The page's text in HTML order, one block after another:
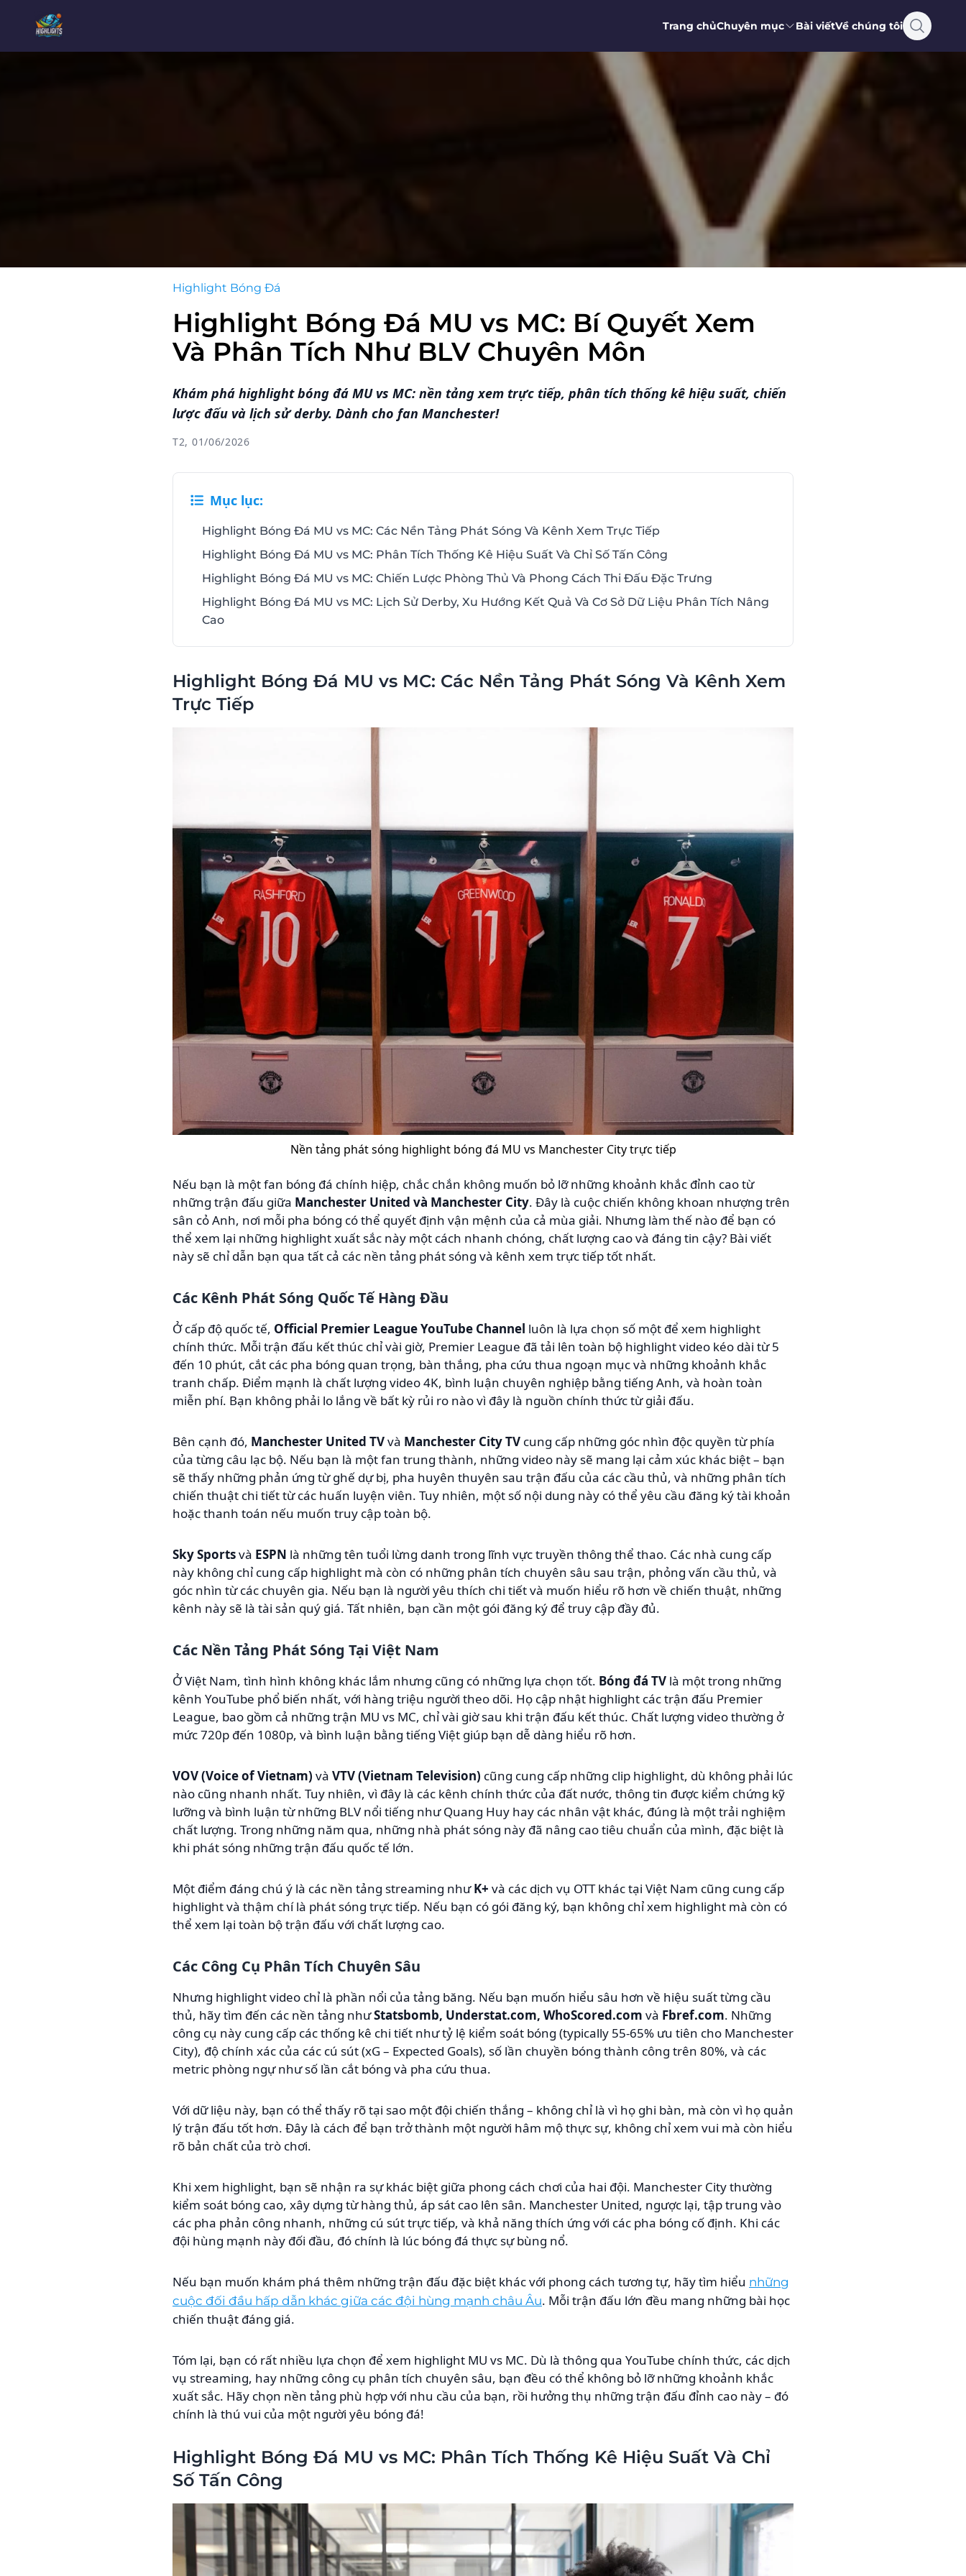
Trang chủChuyên mục Bài viếtVề chúng tôi
Highlight Bóng Đá
Highlight Bóng Đá MU vs MC: Bí Quyết Xem
Và Phân Tích Như BLV Chuyên Môn
Khám phá highlight bóng đá MU vs MC: nền tảng xem trực tiếp, phân tích thống kê hiệu suất, chiến
lược đấu và lịch sử derby. Dành cho fan Manchester!
T2, 01/06/2026
Mục lục:
Highlight Bóng Đá MU vs MC: Các Nền Tảng Phát Sóng Và Kênh Xem Trực Tiếp
Highlight Bóng Đá MU vs MC: Phân Tích Thống Kê Hiệu Suất Và Chỉ Số Tấn Công
Highlight Bóng Đá MU vs MC: Chiến Lược Phòng Thủ Và Phong Cách Thi Đấu Đặc Trưng
Highlight Bóng Đá MU vs MC: Lịch Sử Derby, Xu Hướng Kết Quả Và Cơ Sở Dữ Liệu Phân Tích Nâng
Cao
Highlight Bóng Đá MU vs MC: Các Nền Tảng Phát Sóng Và Kênh Xem
Trực Tiếp
Nền tảng phát sóng highlight bóng đá MU vs Manchester City trực tiếp
Nếu bạn là một fan bóng đá chính hiệp, chắc chắn không muốn bỏ lỡ những khoảnh khắc đỉnh cao từ
những trận đấu giữa Manchester United và Manchester City. Đây là cuộc chiến không khoan nhượng trên
sân cỏ Anh, nơi mỗi pha bóng có thể quyết định vận mệnh của cả mùa giải. Nhưng làm thế nào để bạn có
thể xem lại những highlight xuất sắc này một cách nhanh chóng, chất lượng cao và đáng tin cậy? Bài viết
này sẽ chỉ dẫn bạn qua tất cả các nền tảng phát sóng và kênh xem trực tiếp tốt nhất.
Các Kênh Phát Sóng Quốc Tế Hàng Đầu
Ở cấp độ quốc tế, Official Premier League YouTube Channel luôn là lựa chọn số một để xem highlight
chính thức. Mỗi trận đấu kết thúc chỉ vài giờ, Premier League đã tải lên toàn bộ highlight video kéo dài từ 5
đến 10 phút, cắt các pha bóng quan trọng, bàn thắng, pha cứu thua ngoạn mục và những khoảnh khắc
tranh chấp. Điểm mạnh là chất lượng video 4K, bình luận chuyên nghiệp bằng tiếng Anh, và hoàn toàn
miễn phí. Bạn không phải lo lắng về bất kỳ rủi ro nào vì đây là nguồn chính thức từ giải đấu.
Bên cạnh đó, Manchester United TVvà Manchester City TV cung cấp những góc nhìn độc quyền từ phía
của từng câu lạc bộ. Nếu bạn là một fan trung thành, những video này sẽ mang lại cảm xúc khác biệt – bạn
sẽ thấy những phản ứng từ ghế dự bị, pha huyên thuyên sau trận đấu của các cầu thủ, và những phân tích
chiến thuật chi tiết từ các huấn luyện viên. Tuy nhiên, một số nội dung này có thể yêu cầu đăng ký tài khoản
hoặc thanh toán nếu muốn truy cập toàn bộ.
Sky Sportsvà ESPN là những tên tuổi lừng danh trong lĩnh vực truyền thông thể thao. Các nhà cung cấp
này không chỉ cung cấp highlight mà còn có những phân tích chuyên sâu sau trận, phỏng vấn cầu thủ, và
góc nhìn từ các chuyên gia. Nếu bạn là người yêu thích chi tiết và muốn hiểu rõ hơn về chiến thuật, những
kênh này sẽ là tài sản quý giá. Tất nhiên, bạn cần một gói đăng ký để truy cập đầy đủ.
Các Nền Tảng Phát Sóng Tại Việt Nam
Ở Việt Nam, tình hình không khác lắm nhưng cũng có những lựa chọn tốt. Bóng đá TV là một trong những
kênh YouTube phổ biến nhất, với hàng triệu người theo dõi. Họ cập nhật highlight các trận đấu Premier
League, bao gồm cả những trận MU vs MC, chỉ vài giờ sau khi trận đấu kết thúc. Chất lượng video thường ở
mức 720p đến 1080p, và bình luận bằng tiếng Việt giúp bạn dễ dàng hiểu rõ hơn.
VOV (Voice of Vietnam) và VTV (Vietnam Television) cũng cung cấp những clip highlight, dù không phải lúc
nào cũng nhanh nhất. Tuy nhiên, vì đây là các kênh chính thức của đất nước, thông tin được kiểm chứng kỹ
lưỡng và bình luận từ những BLV nổi tiếng như Quang Huy hay các nhân vật khác, đúng là một trải nghiệm
chất lượng. Trong những năm qua, những nhà phát sóng này đã nâng cao tiêu chuẩn của mình, đặc biệt là
khi phát sóng những trận đấu quốc tế lớn.
Một điểm đáng chú ý là các nền tảng streaming nhưK+ và các dịch vụ OTT khác tại Việt Nam cũng cung cấp
highlight và thậm chí là phát sóng trực tiếp. Nếu bạn có gói đăng ký, bạn không chỉ xem highlight mà còn có
thể xem lại toàn bộ trận đấu với chất lượng cao.
Các Công Cụ Phân Tích Chuyên Sâu
Nhưng highlight video chỉ là phần nổi của tảng băng. Nếu bạn muốn hiểu sâu hơn về hiệu suất từng cầu
thủ, hãy tìm đến các nền tảng nhưStatsbomb, Understat.com, WhoScored.com và Fbref.com. Những
công cụ này cung cấp các thống kê chi tiết như tỷ lệ kiểm soát bóng (typically 55-65% ưu tiên cho Manchester
City), độ chính xác của các cú sút (xG – Expected Goals), số lần chuyền bóng thành công trên 80%, và các
metric phòng ngự như số lần cắt bóng và pha cứu thua.
Với dữ liệu này, bạn có thể thấy rõ tại sao một đội chiến thắng – không chỉ là vì họ ghi bàn, mà còn vì họ quản
lý trận đấu tốt hơn. Đây là cách để bạn trở thành một người hâm mộ thực sự, không chỉ xem vui mà còn hiểu
rõ bản chất của trò chơi.
Khi xem highlight, bạn sẽ nhận ra sự khác biệt giữa phong cách chơi của hai đội. Manchester City thường
kiểm soát bóng cao, xây dựng từ hàng thủ, áp sát cao lên sân. Manchester United, ngược lại, tập trung vào
các pha phản công nhanh, những cú sút trực tiếp, và khả năng thích ứng với các pha bóng cố định. Khi các
đội hùng mạnh này đối đầu, đó chính là lúc bóng đá thực sự bùng nổ.
Nếu bạn muốn khám phá thêm những trận đấu đặc biệt khác với phong cách tương tự, hãy tìm hiểu những
cuộc đối đầu hấp dẫn khác giữa các đội hùng mạnh châu Âu. Mỗi trận đấu lớn đều mang những bài học
chiến thuật đáng giá.
Tóm lại, bạn có rất nhiều lựa chọn để xem highlight MU vs MC. Dù là thông qua YouTube chính thức, các dịch
vụ streaming, hay những công cụ phân tích chuyên sâu, bạn đều có thể không bỏ lỡ những khoảnh khắc
xuất sắc. Hãy chọn nền tảng phù hợp với nhu cầu của bạn, rồi hưởng thụ những trận đấu đỉnh cao này – đó
chính là thú vui của một người yêu bóng đá!
Highlight Bóng Đá MU vs MC: Phân Tích Thống Kê Hiệu Suất Và Chỉ
Số Tấn Công